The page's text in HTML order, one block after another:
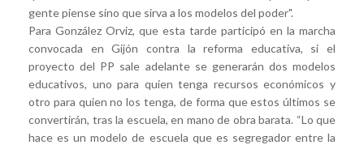
gente piense sino que sirva a los modelos del poder".
Para González Orviz, que esta tarde participó en la marcha
convocada en Gijón contra la reforma educativa, si el
proyecto del PP sale adelante se generarán dos modelos
educativos, uno para quien tenga recursos económicos y
otro para quien no los tenga, de forma que estos últimos se
convertirán, tras la escuela, en mano de obra barata. “Lo que
hace es un modelo de escuela que es segregador entre la